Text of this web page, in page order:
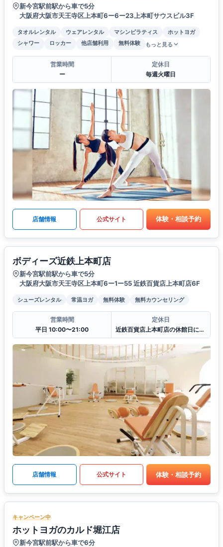
新今宮駅前駅から車で5分
大阪府大阪市天王寺区上本町6ー6ー23上本町サウスビル3F
タオルレンタル ウェアレンタル マシンピラティス
ホットヨガ
シャワー
ロッカー 他店舗利用 無料体験 もっと見る
営業時間
ー
定休日
毎週火曜日
店舗情報 公式サイト 体験・相談予約
ボディーズ近鉄上本町店
新今宮駅前駅から車で5分
大阪府大阪市天王寺区上本町6ー1ー55 近鉄百貨店上本町店6F
シューズレンタル 常温ヨガ 無料体験 無料カウンセリング
営業時間
平日 10:00〜21:00
定休日
近鉄百貨店上本町店の休館日に準ずる
店舗情報 公式サイト 体験・相談予約
キャンペーン中
ホットヨガのカルド堀江店
新今宮駅前駅から車で6分